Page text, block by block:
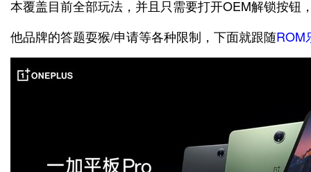
本覆盖目前全部玩法，并且只需要打开OEM解锁按钮
他品牌的答题耍猴/申请等各种限制，下面就跟随ROM